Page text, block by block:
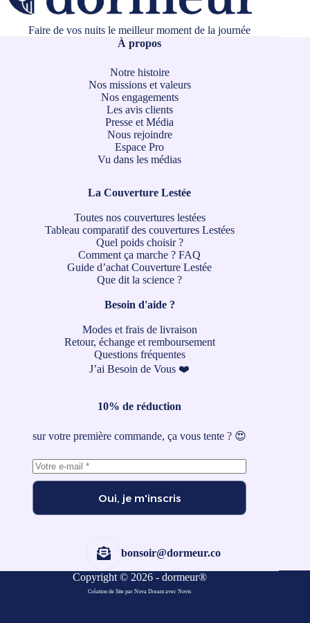
Faire de vos nuits le meilleur moment de la journée
À propos
Notre histoire
Nos missions et valeurs
Nos engagements
Les avis clients
Presse et Média
Nous rejoindre
Espace Pro
Vu dans les médias
La Couverture Lestée
Toutes nos couvertures lestées
Tableau comparatif des couvertures Lestées
Quel poids choisir ?
Comment ça marche ? FAQ
Guide d’achat Couverture Lestée
Que dit la science ?
Besoin d'aide ?
Modes et frais de livraison
Retour, échange et remboursement
Questions fréquentes
J’ai Besoin de Vous ❤️
10% de réduction
sur votre première commande, ça vous tente ? 😍
Oui, je m'inscris
bonsoir@dormeur.co
Copyright © 2026 - dormeur®
Création de Site par Nova Dream avecNovis